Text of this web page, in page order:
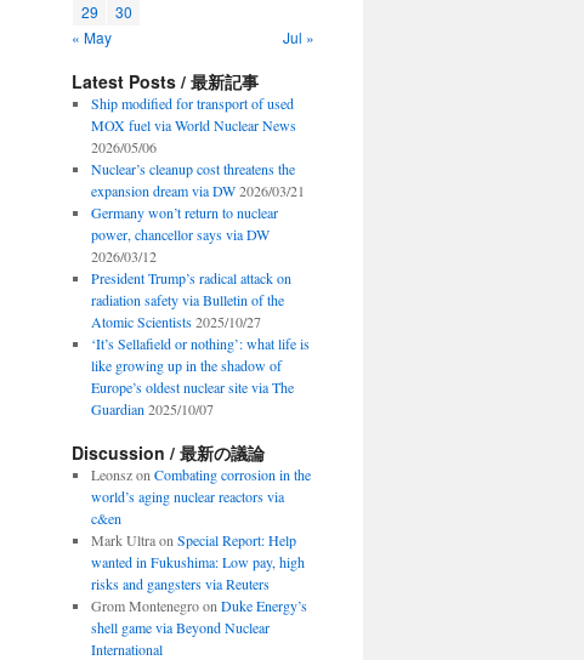
29
30
« May
Jul »
Latest Posts / 最新記事
Ship modified for transport of used
MOX fuel via World Nuclear News
2026/05/06
Nuclear’s cleanup cost threatens the
expansion dream via DW 2026/03/21
Germany won’t return to nuclear
power, chancellor says via DW
2026/03/12
President Trump’s radical attack on
radiation safety via Bulletin of the
Atomic Scientists 2025/10/27
‘It’s Sellafield or nothing’: what life is
like growing up in the shadow of
Europe’s oldest nuclear site via The
Guardian 2025/10/07
Discussion / 最新の議論
Leonszon Combating corrosion in the
world’s aging nuclear reactors via
c&en
Mark Ultraon Special Report: Help
wanted in Fukushima: Low pay, high
risks and gangsters via Reuters
Grom Montenegroon Duke Energy’s
shell game via Beyond Nuclear
International